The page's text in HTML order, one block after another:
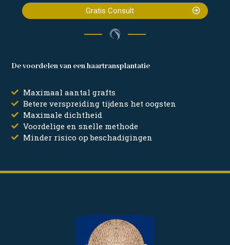
Gratis Consult
De voordelen van een haartransplantatie
Maximaal aantal grafts
Betere verspreiding tijdens het oogsten
Maximale dichtheid
Voordelige en snelle methode
Minder risico op beschadigingen